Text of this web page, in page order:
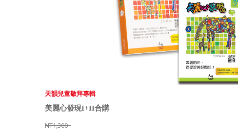
天韻兒童敬拜專輯
美麗心發現I+II合購
NT1,300